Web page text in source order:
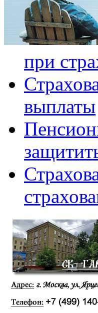
при
выплаты